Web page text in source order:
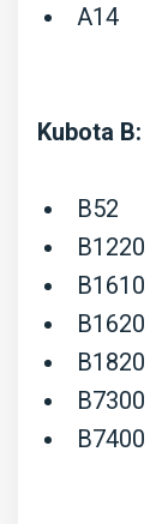
A14
Kubota B:
B52
B1220
B1610
B1620
B1820
B7300
B7400